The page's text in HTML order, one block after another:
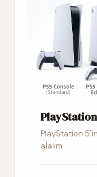
PlayStation
alalım